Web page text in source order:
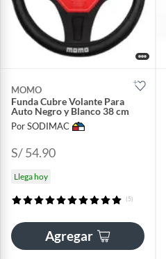
MOMO
Funda Cubre Volante Para
Auto Negro y Blanco 38 cm
Por SODIMAC
S/ 54.90
Llega hoy
(5)
Agregar